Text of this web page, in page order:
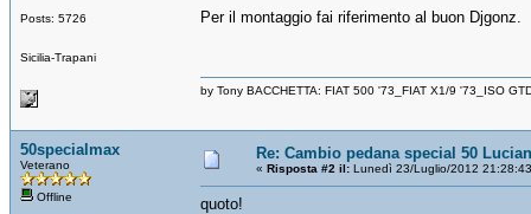
Posts: 5726
Sicilia-Trapani
Per il montaggio fai riferimento al buon Djgonz.
by Tony BACCHETTA: FIAT 500 '73_FIAT X1/9 '73_ISO
50specialmax
Veterano
Offline
Re: Cambio pedana special 50
« Risposta #2 il: Lunedì 23/Luglio/2012
quoto!